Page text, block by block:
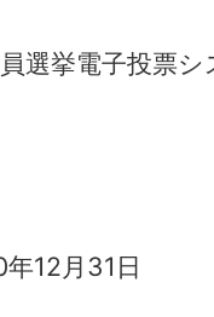
選挙電子投票
12月31日